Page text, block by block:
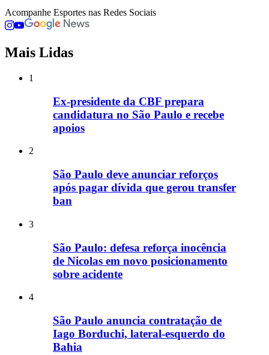
Acompanhe Esportes nas Redes Sociais
Mais Lidas
1
Ex-presidente da CBF prepara
candidatura no São Paulo e recebe
apoios
2
São Paulo deve anunciar reforços
após pagar dívida que gerou transfer
ban
3
São Paulo: defesa reforça inocência
de Nicolas em novo posicionamento
sobre acidente
4
São Paulo anuncia contratação de
Iago Borduchi, lateral-esquerdo do
Bahia